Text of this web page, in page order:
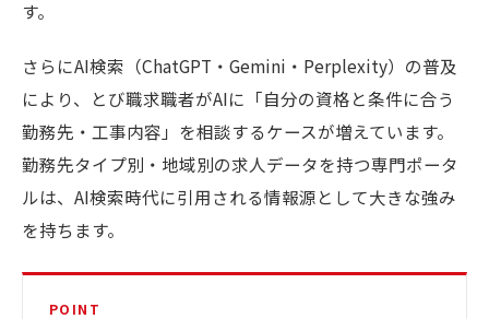
す。
さらにAI検索（ChatGPT・Gemini・Perplexity）の普及
により、とび職求職者がAIに「自分の資格と条件に合う
勤務先・工事内容」を相談するケースが増えています。
勤務先タイプ別・地域別の求人データを持つ専門ポータ
ルは、AI検索時代に引用される情報源として大きな強み
を持ちます。
POINT